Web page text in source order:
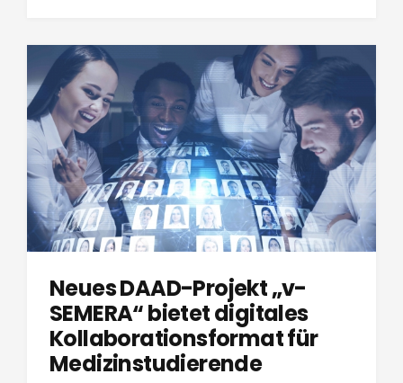
Neues DAAD-Projekt „v-
SEMERA“ bietet digitales
Kollaborationsformat für
Medizinstudierende